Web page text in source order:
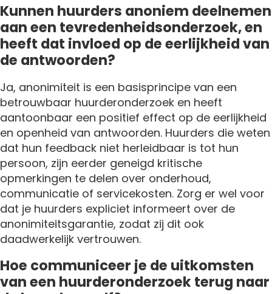
Kunnen huurders anoniem deelnemen
aan een tevredenheidsonderzoek, en
heeft dat invloed op de eerlijkheid van
de antwoorden?
Ja, anonimiteit is een basisprincipe van een
betrouwbaar huurderonderzoek en heeft
aantoonbaar een positief effect op de eerlijkheid
en openheid van antwoorden. Huurders die weten
dat hun feedback niet herleidbaar is tot hun
persoon, zijn eerder geneigd kritische
opmerkingen te delen over onderhoud,
communicatie of servicekosten. Zorg er wel voor
dat je huurders expliciet informeert over de
anonimiteitsgarantie, zodat zij dit ook
daadwerkelijk vertrouwen.
Hoe communiceer je de uitkomsten
van een huurderonderzoek terug naar